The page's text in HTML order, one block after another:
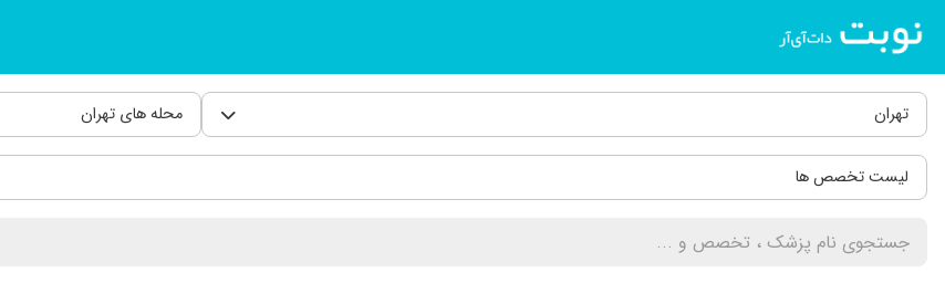
تهران محله های تهران
لیست تخصص ها